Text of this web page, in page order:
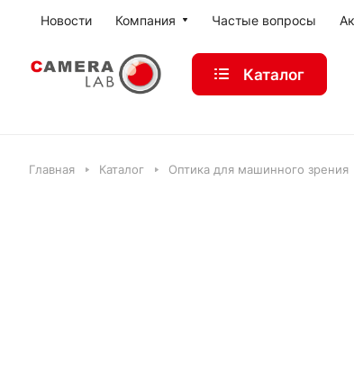
Новости Компания Частые вопросы
Каталог
Главная Каталог Оптика для машинного зрения